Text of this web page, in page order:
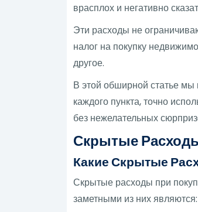
врасплох и негативно
Эти расходы не
налог на покупку
другое.
В этой обширной статье
каждого пункта, точно
без нежелательных
Скрытые
Какие Скрытые
Скрытые расходы при
заметными из них являются: